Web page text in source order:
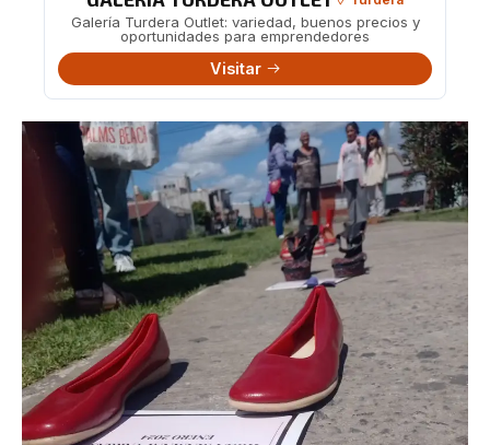
Galería Turdera Outlet: variedad, buenos precios y
oportunidades para emprendedores
Visitar